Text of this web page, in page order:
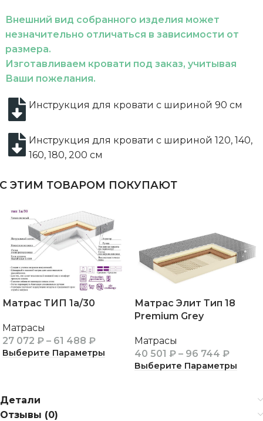
Внешний вид собранного изделия может
незначительно отличаться в зависимости от
размера.
Изготавливаем кровати под заказ, учитывая
Ваши пожелания.
Инструкция для кровати с шириной 90 см
Инструкция для кровати с шириной 120, 140,
160, 180, 200 см
ЭТИМ ТОВАРОМ ПОКУПАЮТ
Матрас ТИП 1а/30
Матрасы
27 072 ₽– 61 488 ₽
Выберите Параметры
Матрас Элит Тип 18
Premium Grey
Матрасы
40 501 ₽ – 96 744 ₽
Выберите Параметры
Детали
Отзывы (0)